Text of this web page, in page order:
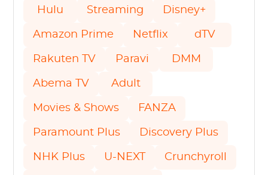
Hulu Streaming Disney+
Amazon Prime Netflix dTV
Rakuten TV Paravi DMM
Abema TV Adult
Movies & Shows FANZA
Paramount Plus Discovery Plus
NHK Plus U-NEXT Crunchyroll